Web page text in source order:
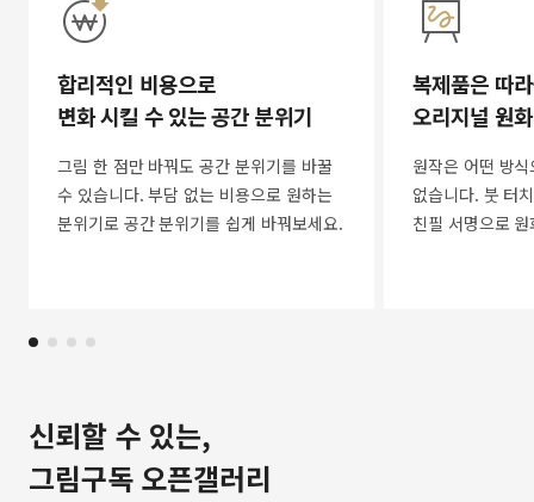
합리적인 비용으로
변화 시킬 수 있는 공간 분위기
그림 한 점만 바꿔도 공간 분위기를 바꿀
수 있습니다. 부담 없는 비용으로 원하는
분위기로 공간 분위기를 쉽게 바꿔보세요.
복제품은 따
오리지널 원
원작은 어떤 방
없습니다. 붓 터
친필 서명으로
신뢰할 수 있는,
그림구독 오픈갤러리